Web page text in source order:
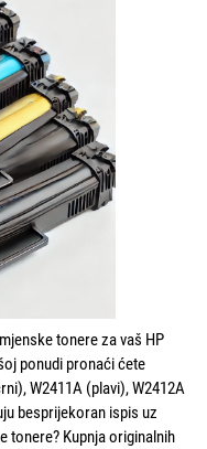
tonere za vaš HP
ponudi pronaći ćete
W2411A (plavi), W2412A
besprijekoran ispis uz
tonere? Kupnja originalnih